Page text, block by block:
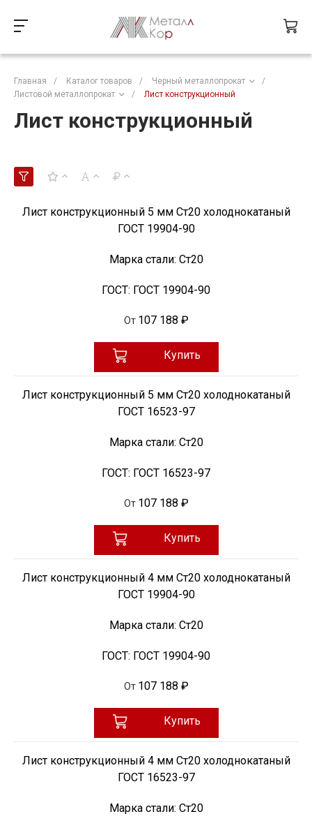
Главная / Каталог товаров / Черный металлопрокат
/
Листовой металлопрокат
/ Лист конструкционный
Лист конструкционный
Лист конструкционный 5 мм Ст20 холоднокатаный
ГОСТ 19904-90
Марка стали: Ст20
ГОСТ: ГОСТ 19904-90
От 107 188 ₽
Купить
Лист конструкционный 5 мм Ст20 холоднокатаный
ГОСТ 16523-97
Марка стали: Ст20
ГОСТ: ГОСТ 16523-97
От 107 188 ₽
Купить
Лист конструкционный 4 мм Ст20 холоднокатаный
ГОСТ 19904-90
Марка стали: Ст20
ГОСТ: ГОСТ 19904-90
От 107 188 ₽
Купить
Лист конструкционный 4 мм Ст20 холоднокатаный
ГОСТ 16523-97
Марка стали: Ст20